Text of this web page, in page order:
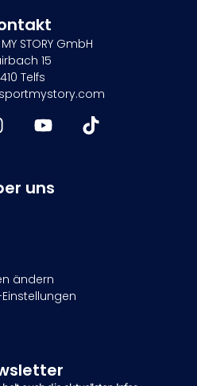
MY STORY GmbH
15
Telfs
uns
ändern